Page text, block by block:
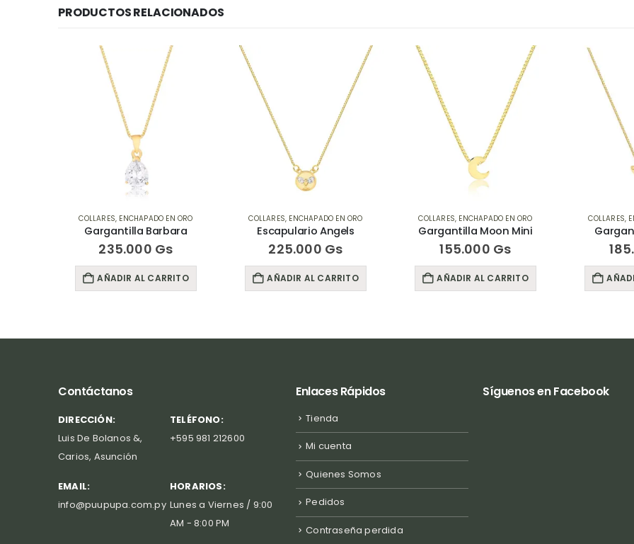
PRODUCTOS RELACIONADOS
COLLARES, ENCHAPADO EN ORO
Gargantilla Barbara
235.000 Gs
AÑADIR AL CARRITO
COLLARES, ENCHAPADO EN ORO
Escapulario Angels
225.000 Gs
AÑADIR AL CARRITO
COLLARES, ENCHAPADO EN ORO
Gargantilla Moon Mini
155.000 Gs
AÑADIR AL CARRITO
COLLARES,
Contáctanos
DIRECCIÓN:
Luis De Bolanos &,
Carios, Asunción
TELÉFONO:
+595 981 212600
EMAIL:
info@puupupa.com.py
HORARIOS:
Lunes a Viernes / 9:00
AM - 8:00 PM
Enlaces Rápidos
Tienda
Mi cuenta
Quienes Somos
Pedidos
Contraseña perdida
Síguenos en Facebook